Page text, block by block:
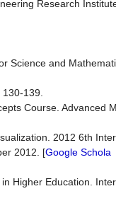
Research
Science and
139.
Course. Advanced
2012 6th
2012. [Google Schola
Higher Education.